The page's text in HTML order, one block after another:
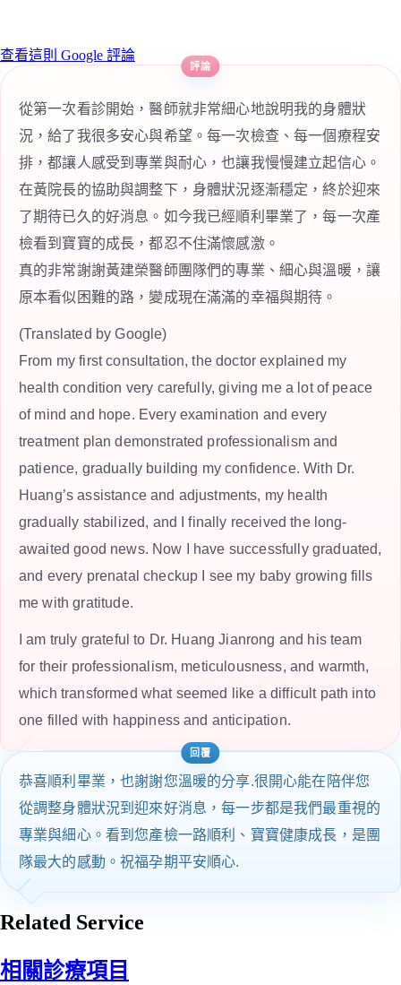
查看這則 Google 評論
從第一次看診開始，醫師就非常細心地說明我的身體狀
況，給了我很多安心與希望。每一次檢查、每一個療程安
排，都讓人感受到專業與耐心，也讓我慢慢建立起信心。
在黃院長的協助與調整下，身體狀況逐漸穩定，終於迎來
了期待已久的好消息。如今我已經順利畢業了，每一次產
檢看到寶寶的成長，都忍不住滿懷感激。
真的非常謝謝黃建榮醫師團隊們的專業、細心與溫暖，讓
原本看似困難的路，變成現在滿滿的幸福與期待。
(Translated by Google)
From my first consultation, the doctor explained my
health condition very carefully, giving me a lot of peace
of mind and hope. Every examination and every
treatment plan demonstrated professionalism and
patience, gradually building my confidence. With Dr.
Huang’s assistance and adjustments, my health
gradually stabilized, and I finally received the long-
awaited good news. Now I have successfully graduated,
and every prenatal checkup I see my baby growing fills
me with gratitude.
I am truly grateful to Dr. Huang Jianrong and his team
for their professionalism, meticulousness, and warmth,
which transformed what seemed like a difficult path into
one filled with happiness and anticipation.
恭喜順利畢業，也謝謝您溫暖的分享.很開心能在陪伴您
從調整身體狀況到迎來好消息，每一步都是我們最重視的
專業與細心。看到您產檢一路順利、寶寶健康成長，是團
隊最大的感動。祝福孕期平安順心.
Related Service
相關診療項目